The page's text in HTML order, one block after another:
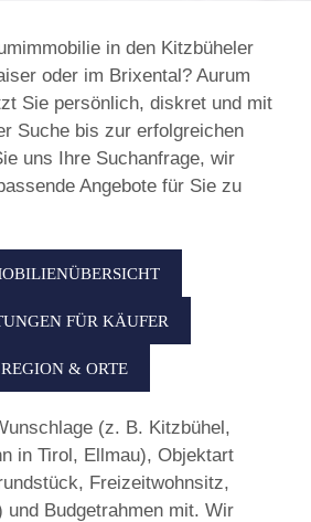
in den Kitzbüheler
oder im Brixental? Aurum
Sie persönlich, diskret und mit
Suche bis zur erfolgreichen
uns Ihre Suchanfrage, wir
Angebote für Sie zu
FÜR KÄUFER
REGION & ORTE
(z. B. Kitzbühel,
in Tirol, Ellmau), Objektart
Freizeitwohnsitz,
und Budgetrahmen mit. Wir